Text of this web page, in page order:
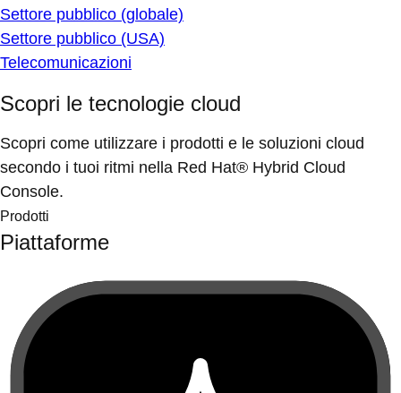
Settore pubblico (globale)
Settore pubblico (USA)
Telecomunicazioni
Scopri le tecnologie cloud
Scopri come utilizzare i prodotti e le soluzioni cloud
secondo i tuoi ritmi nella Red Hat® Hybrid Cloud
Console.
Prodotti
Piattaforme